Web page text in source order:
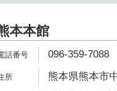
本本館
096-359-7088
熊本県熊本市